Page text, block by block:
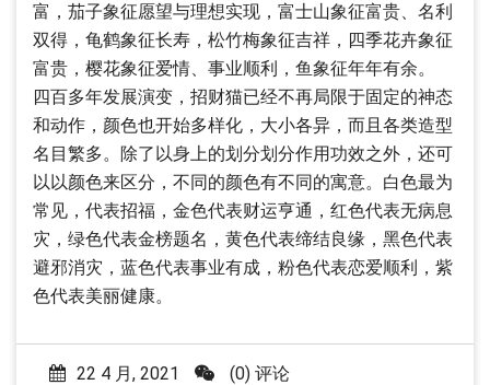
富，茄子象征愿望与理想实现，富士山象征富贵、名利
双得，龟鹤象征长寿，松竹梅象征吉祥，四季花卉象征
富贵，樱花象征爱情、事业顺利，鱼象征年年有余。
四百多年发展演变，招财猫已经不再局限于固定的神态
和动作，颜色也开始多样化，大小各异，而且各类造型
名目繁多。除了以身上的划分划分作用功效之外，还可
以以颜色来区分，不同的颜色有不同的寓意。白色最为
常见，代表招福，金色代表财运亨通，红色代表无病息
灾，绿色代表金榜题名，黄色代表缔结良缘，黑色代表
避邪消灾，蓝色代表事业有成，粉色代表恋爱顺利，紫
色代表美丽健康。
22 4 月, 2021
(0) 评论